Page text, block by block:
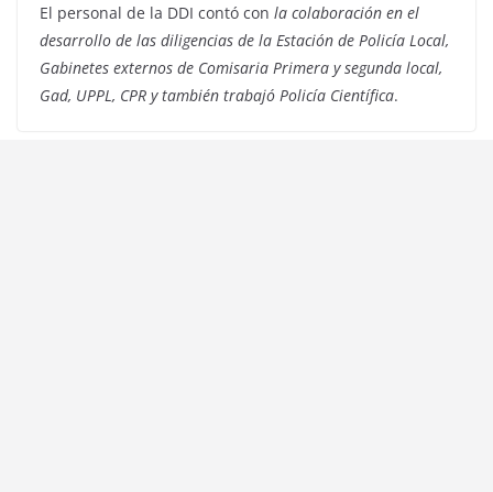
El personal de la DDI contó con la colaboración en el
desarrollo de las diligencias de la Estación de Policía Local,
Gabinetes externos de Comisaria Primera y segunda local,
Gad, UPPL, CPR y también trabajó Policía Científica.